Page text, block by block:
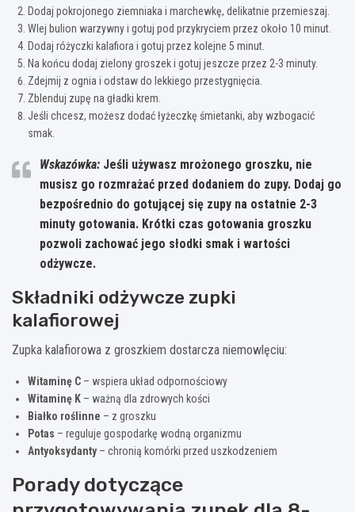
Dodaj pokrojonego ziemniaka i marchewkę, delikatnie przemieszaj.
Wlej bulion warzywny i gotuj pod przykryciem przez około 10 minut.
Dodaj różyczki kalafiora i gotuj przez kolejne 5 minut.
Na końcu dodaj zielony groszek i gotuj jeszcze przez 2-3 minuty.
Zdejmij z ognia i odstaw do lekkiego przestygnięcia.
Zblenduj zupę na gładki krem.
Jeśli chcesz, możesz dodać łyżeczkę śmietanki, aby wzbogacić
smak.
Wskazówka: Jeśli używasz mrożonego groszku, nie
musisz go rozmrażać przed dodaniem do zupy. Dodaj go
bezpośrednio do gotującej się zupy na ostatnie 2-3
minuty gotowania. Krótki czas gotowania groszku
pozwoli zachować jego słodki smak i wartości
odżywcze.
Składniki odżywcze zupki
kalafiorowej
Zupka kalafiorowa z groszkiem dostarcza niemowlęciu:
Witaminę C – wspiera układ odpornościowy
Witaminę K – ważną dla zdrowych kości
Białko roślinne – z groszku
Potas – reguluje gospodarkę wodną organizmu
Antyoksydanty– chronią komórki przed uszkodzeniem
Porady dotyczące